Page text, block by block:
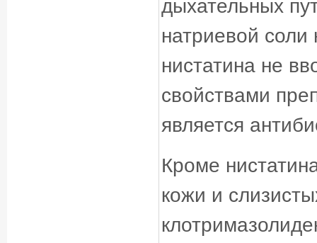
дыхательных
натриевой
нистатина не
свойствами
является
Кроме
кожи и